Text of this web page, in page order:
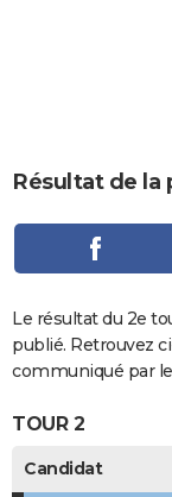
CARTE DE VOEUX
DICTIONNAIRE
Dictionnaire
Biographies
Expressions
Proverbes
PROGRAMME TV
COPAINS D'AVANT
Se connecter
Collèges
Universités
Entreprises
Service militaire
Avis de recherche
AVIS DE DÉCÈS
FORUM
Bricolage
Culture
Television
Voyage
Résultat de la
Le résultat du 2e
publié. Retrouvez
communiqué par
TOUR 2
Candidat